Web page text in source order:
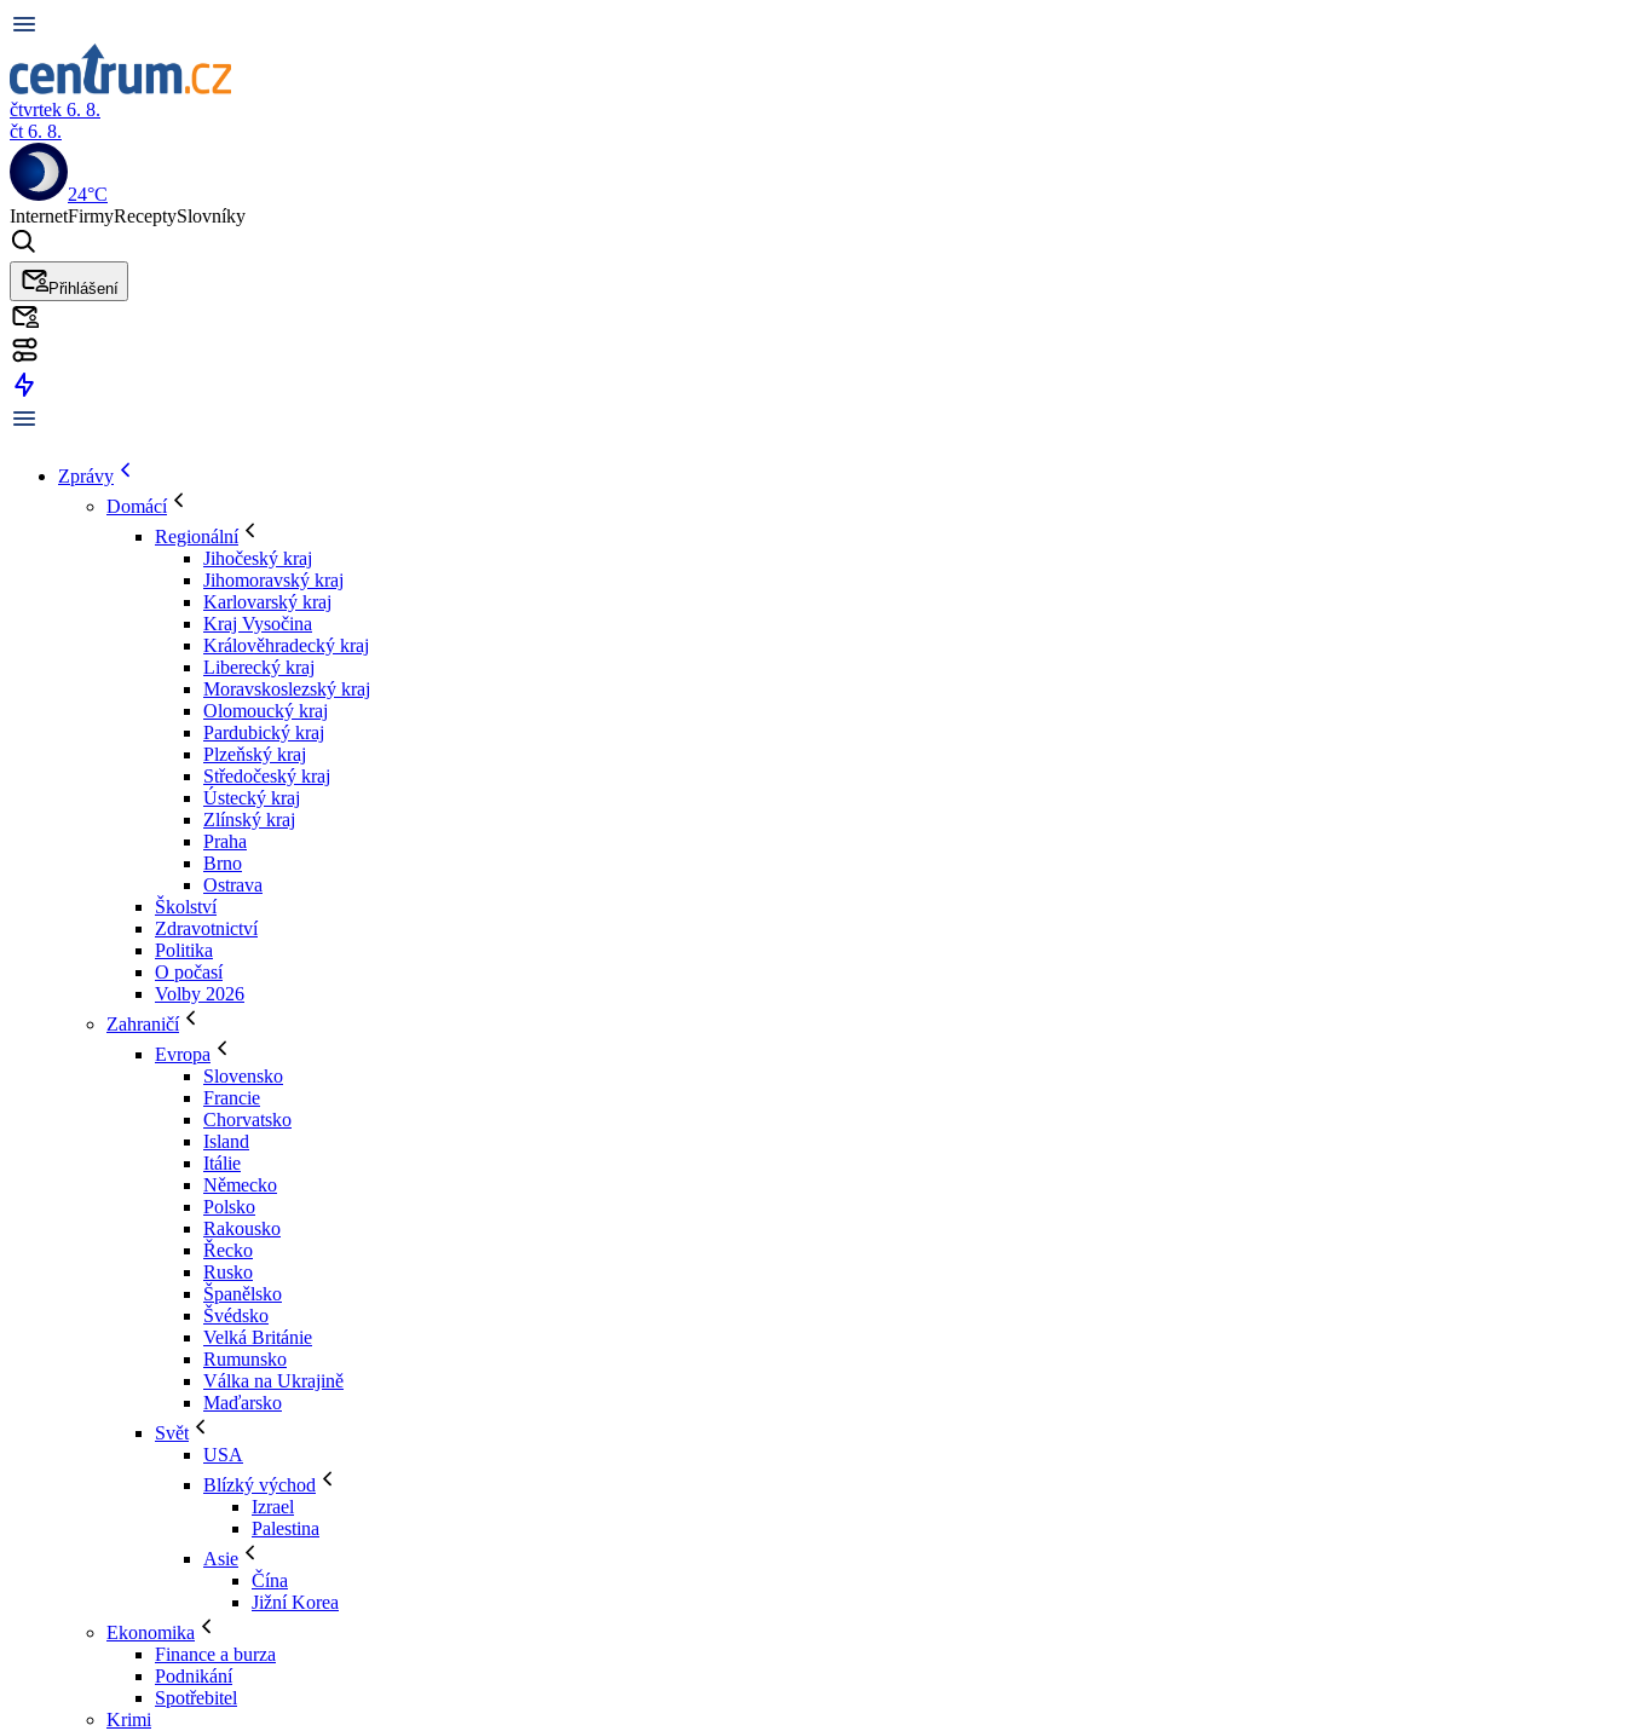
čtvrtek 6. 8.
čt 6. 8.
24°C
InternetFirmyReceptySlovníky
Přihlášení
Zprávy
Domácí
Regionální
Jihočeský kraj
Jihomoravský kraj
Karlovarský kraj
Kraj Vysočina
Králověhradecký kraj
Liberecký kraj
Moravskoslezský kraj
Olomoucký kraj
Pardubický kraj
Plzeňský kraj
Středočeský kraj
Ústecký kraj
Zlínský kraj
Praha
Brno
Ostrava
Školství
Zdravotnictví
Politika
O počasí
Volby 2026
Zahraničí
Evropa
Slovensko
Francie
Chorvatsko
Island
Itálie
Německo
Polsko
Rakousko
Řecko
Rusko
Španělsko
Švédsko
Velká Británie
Rumunsko
Válka na Ukrajině
Maďarsko
Svět
USA
Blízký východ
Izrael
Palestina
Asie
Čína
Jižní Korea
Ekonomika
Finance a burza
Podnikání
Spotřebitel
Krimi